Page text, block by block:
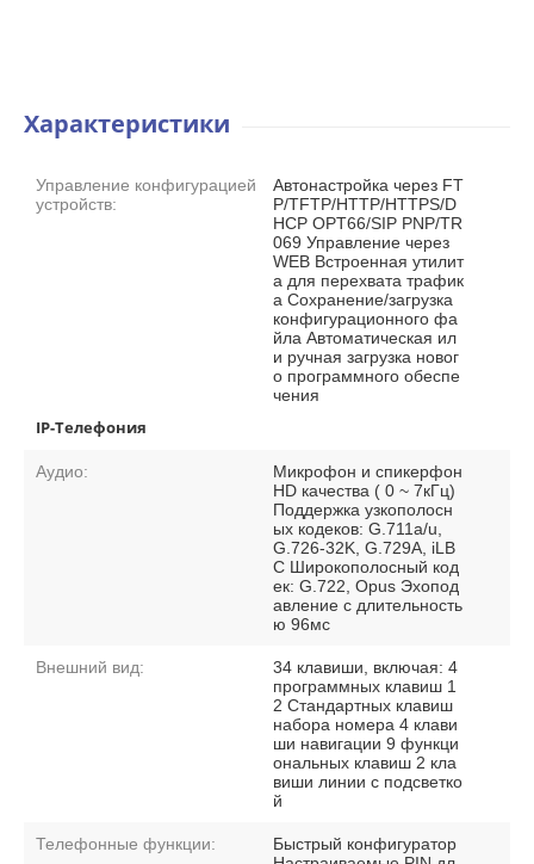
Характеристики
Управление конфигурацией
устройств:
Автонастройка через FT
P/TFTP/HTTP/HTTPS/D
HCP OPT66/SIP PNP/TR
069 Управление через
WEB Встроенная утилит
а для перехвата трафик
а Сохранение/загрузка
конфигурационного фа
йла Автоматическая ил
и ручная загрузка новог
о программного обеспе
чения
IP-Телефония
Аудио:
Микрофон и спикерфон
HD качества ( 0 ~ 7кГц)
Поддержка узкополосн
ых кодеков: G.711a/u,
G.726-32K, G.729A, iLB
C Широкополосный код
ек: G.722, Opus Эхопод
авление с длительность
ю 96мс
Внешний вид:
34 клавиши, включая: 4
программных клавиш 1
2 Стандартных клавиш
набора номера 4 клави
ши навигации 9 функци
ональных клавиш 2 кла
виши линии с подсветко
й
Телефонные функции:
Быстрый конфигуратор